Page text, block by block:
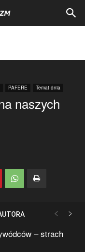
PAFERE Temat dnia
naszych
– strach